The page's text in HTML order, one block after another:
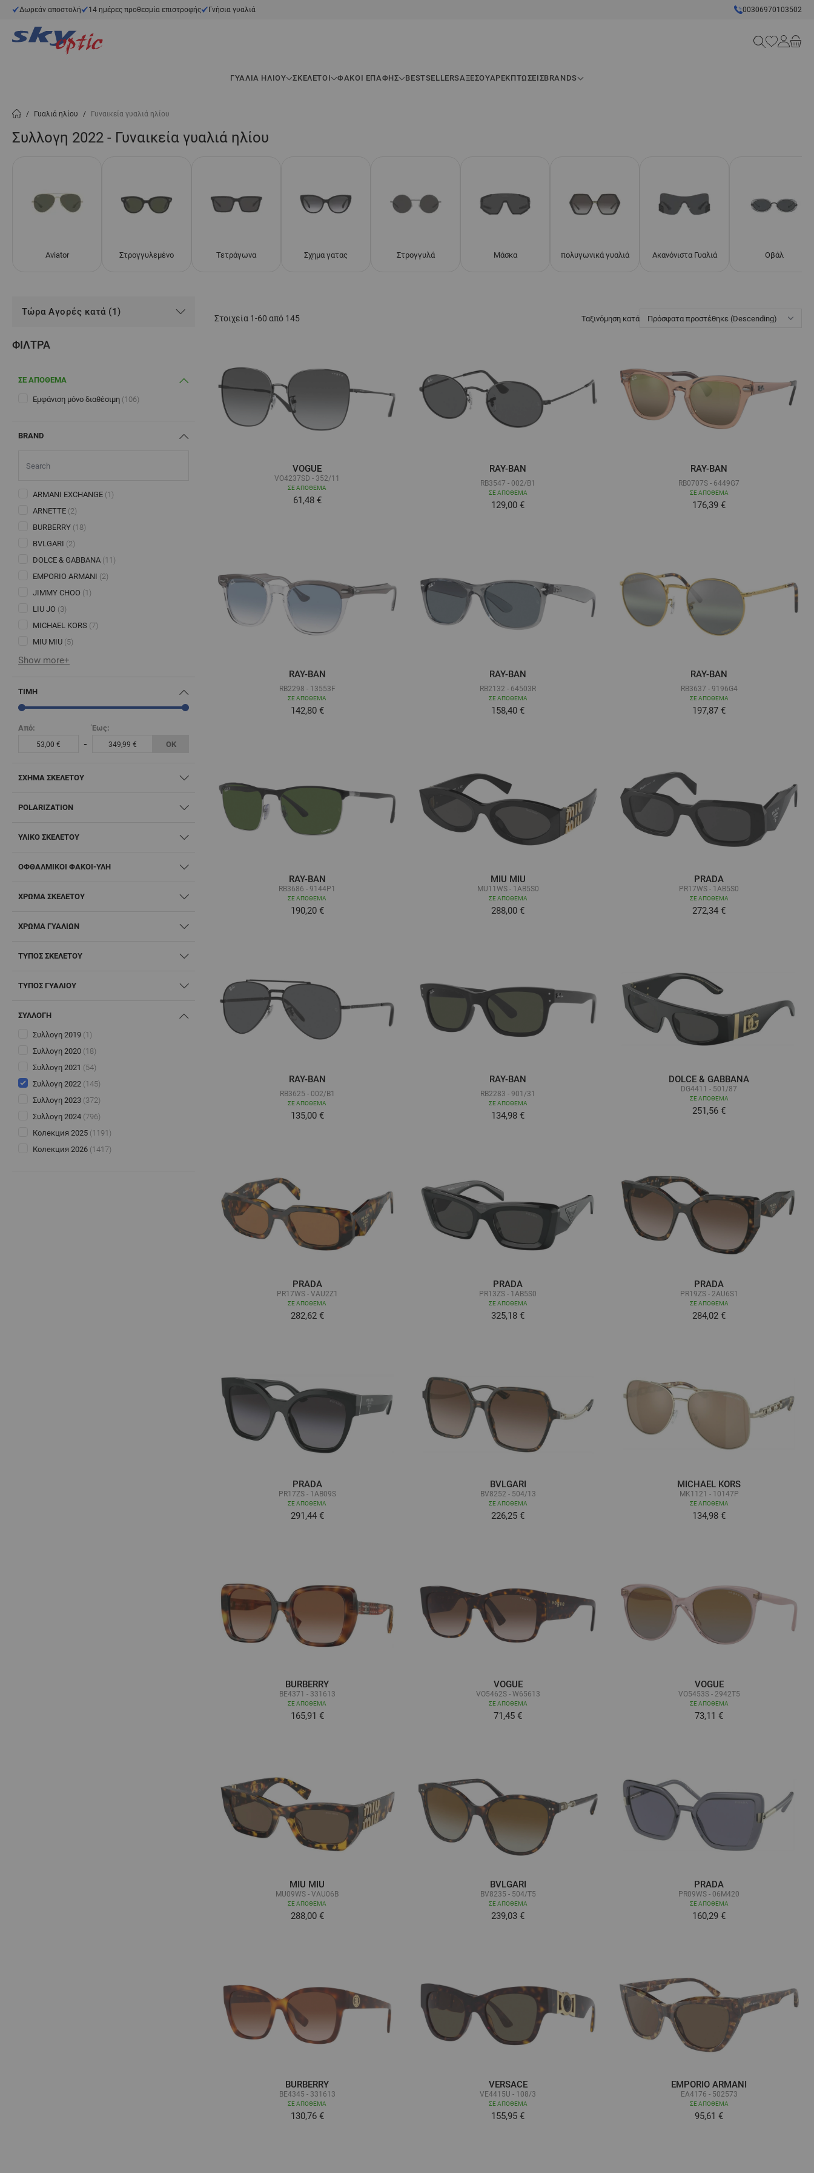
Μετάβαση στο περιεχόμενο
Δωρεάν αποστολή 14 ημέρες προθεσμία επιστροφής Γνήσια γυαλιά 00306970103502
Search
ΓΥΑΛΙΆ ΗΛΊΟΥ ΣΚΕΛΕΤΟΊ ΦΑΚΟΙ ΕΠΑΦΗΣ BESTSELLERSΑΞΕΣΟΥΆΡΕΚΠΤΏΣΕΙΣBRANDS
/ Γυαλιά ηλίου / Γυναικεία γυαλιά ηλίου
Συλλογη 2022 - Γυναικεία γυαλιά ηλίου
Aviator Στρογγυλεμένο Τετράγωνα Σχημα γατας Στρογγυλά Μάσκα πολυγωνικά γυαλιά Ακανόνιστα Γυαλιά Οβάλ
Τώρα Αγορές κατά (1)
ΦΊΛΤΡΑ
ΣΕ ΑΠΟΘΕΜΑ
Εμφάνιση μόνο διαθέσιμη (106)
BRAND
ARMANI EXCHANGE (1)
ARNETTE (2)
BURBERRY (18)
BVLGARI (2)
DOLCE & GABBANA (11)
EMPORIO ARMANI (2)
JIMMY CHOO (1)
LIU JO (3)
MICHAEL KORS (7)
MIU MIU (5)
Show more+
ΤΙΜΉ
Από:
53,00 € -
Έως:
349,99 € ΟΚ
ΣΧΉΜΑ ΣΚΕΛΕΤΟΎ
POLARIZATION
ΥΛΙΚΌ ΣΚΕΛΕΤΟΎ
ΟΦΘΑΛΜΙΚΟΊ ΦΑΚΟΊ-ΎΛΗ
ΧΡΏΜΑ ΣΚΕΛΕΤΟΎ
ΧΡΏΜΑ ΓΥΑΛΙΏΝ
ΤΎΠΟΣ ΣΚΕΛΕΤΟΎ
ΤΎΠΟΣ ΓΥΑΛΙΟΎ
ΣΥΛΛΟΓΗ
Συλλογη 2019 (1)
Συλλογη 2020 (18)
Συλλογη 2021 (54)
Συλλογη 2022 (145)
Συλλογη 2023 (372)
Συλλογη 2024 (796)
Колекция 2025 (1191)
Колекция 2026 (1417)
Στοιχεία 1-60 από 145 Ταξινόμηση κατά
VOGUE
VO4237SD - 352/11
ΣΕ ΑΠΌΘΕΜΑ
61,48 €
RAY-BAN
RB3547 - 002/B1
ΣΕ ΑΠΌΘΕΜΑ
Τόσο χαμηλά όσο
129,00 €
RAY-BAN
RB0707S - 6449G7
ΣΕ ΑΠΌΘΕΜΑ
Τόσο χαμηλά όσο
176,39 €
RAY-BAN
RB2298 - 13553F
ΣΕ ΑΠΌΘΕΜΑ
Τόσο χαμηλά όσο
142,80 €
RAY-BAN
RB2132 - 64503R
ΣΕ ΑΠΌΘΕΜΑ
Τόσο χαμηλά όσο
158,40 €
RAY-BAN
RB3637 - 9196G4
ΣΕ ΑΠΌΘΕΜΑ
Τόσο χαμηλά όσο
197,87 €
RAY-BAN
RB3686 - 9144P1
ΣΕ ΑΠΌΘΕΜΑ
190,20 €
MIU MIU
MU11WS - 1AB5S0
ΣΕ ΑΠΌΘΕΜΑ
288,00 €
PRADA
PR17WS - 1AB5S0
ΣΕ ΑΠΌΘΕΜΑ
272,34 €
RAY-BAN
RB3625 - 002/B1
ΣΕ ΑΠΌΘΕΜΑ
Τόσο χαμηλά όσο
135,00 €
RAY-BAN
RB2283 - 901/31
ΣΕ ΑΠΌΘΕΜΑ
Τόσο χαμηλά όσο
134,98 €
DOLCE & GABBANA
DG4411 - 501/87
ΣΕ ΑΠΌΘΕΜΑ
251,56 €
PRADA
PR17WS - VAU2Z1
ΣΕ ΑΠΌΘΕΜΑ
282,62 €
PRADA
PR13ZS - 1AB5S0
ΣΕ ΑΠΌΘΕΜΑ
325,18 €
PRADA
PR19ZS - 2AU6S1
ΣΕ ΑΠΌΘΕΜΑ
284,02 €
PRADA
PR17ZS - 1AB09S
ΣΕ ΑΠΌΘΕΜΑ
291,44 €
BVLGARI
BV8252 - 504/13
ΣΕ ΑΠΌΘΕΜΑ
226,25 €
MICHAEL KORS
MK1121 - 10147P
ΣΕ ΑΠΌΘΕΜΑ
134,98 €
BURBERRY
BE4371 - 331613
ΣΕ ΑΠΌΘΕΜΑ
165,91 €
VOGUE
VO5462S - W65613
ΣΕ ΑΠΌΘΕΜΑ
71,45 €
VOGUE
VO5453S - 2942T5
ΣΕ ΑΠΌΘΕΜΑ
73,11 €
MIU MIU
MU09WS - VAU06B
ΣΕ ΑΠΌΘΕΜΑ
288,00 €
BVLGARI
BV8235 - 504/T5
ΣΕ ΑΠΌΘΕΜΑ
239,03 €
PRADA
PR09WS - 06M420
ΣΕ ΑΠΌΘΕΜΑ
160,29 €
BURBERRY
BE4345 - 331613
ΣΕ ΑΠΌΘΕΜΑ
130,76 €
VERSACE
VE4415U - 108/3
ΣΕ ΑΠΌΘΕΜΑ
155,95 €
EMPORIO ARMANI
EA4176 - 502573
ΣΕ ΑΠΌΘΕΜΑ
95,61 €